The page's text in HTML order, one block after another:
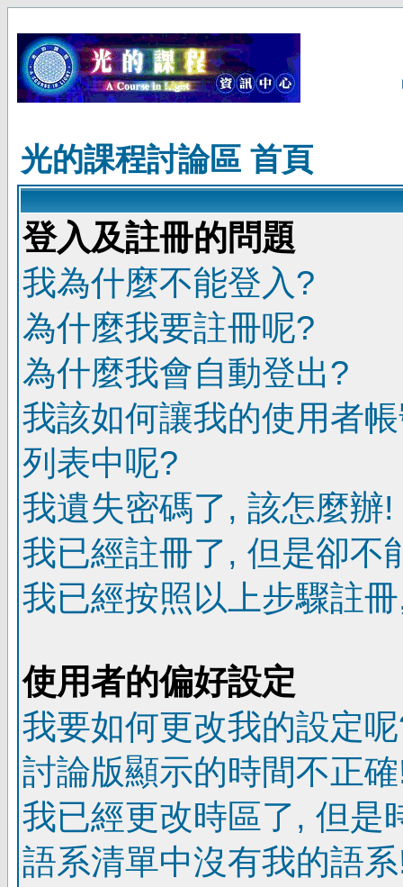
光的課程討論區 首頁
登入及註冊的問題
我為什麼不能登入?
為什麼我要註冊呢?
為什麼我會自動登出?
我該如何讓我的使用者
列表中呢?
我遺失密碼了, 該怎麼辦!
我已經註冊了, 但是卻不
我已經按照以上步驟註
使用者的偏好設定
我要如何更改我的設定
討論版顯示的時間不正
我已經更改時區了, 但是
語系清單中沒有我的語